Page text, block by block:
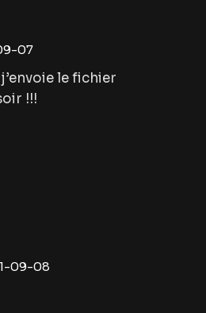
07
le fichier
!!!
09-08